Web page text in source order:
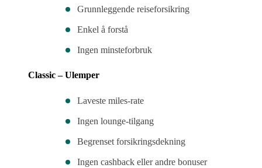
Grunnleggende reiseforsikring
Enkel å forstå
Ingen minsteforbruk
Classic – Ulemper
Laveste miles-rate
Ingen lounge-tilgang
Begrenset forsikringsdekning
Ingen cashback eller andre bonuser